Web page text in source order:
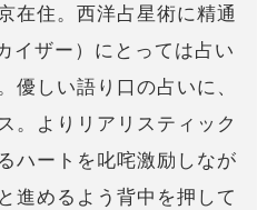
在住。西洋占星術に精通
イザー）にとっては占い
優しい語り口の占いに、
。よりリアリスティック
ハートを叱咤激励しなが
進めるよう背中を押して